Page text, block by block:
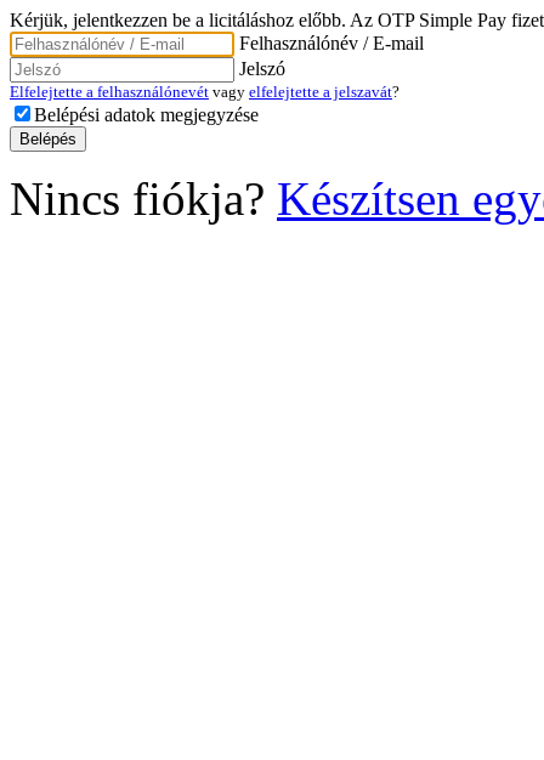
Kérjük, jelentkezzen be a licitáláshoz előbb. Az OTP Simple Pay
Felhasználónév / E-mail
Jelszó
Elfelejtette a felhasználónevét vagy elfelejtette a jelszavát?
Belépési adatok megjegyzése
Nincs fiókja? Készítsen